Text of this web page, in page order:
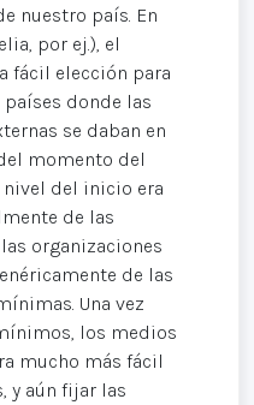
nuestro país. En
por ej.), el
fácil elección para
donde las
se daban en
momento del
nivel del inicio era
de las
organizaciones
de las
Una vez
los medios
mucho más fácil
y aún fijar las